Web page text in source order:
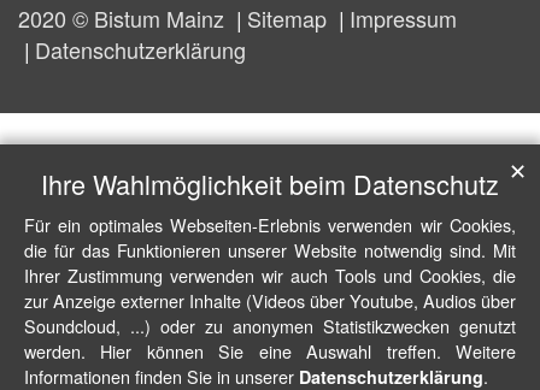
2020 © Bistum Mainz Sitemap
Impressum
Datenschutzerklärung
Ihre Wahlmöglichkeit beim Datenschutz
Für ein optimales Webseiten-Erlebnis verwenden wir Cookies,
die für das Funktionieren unserer Website notwendig sind. Mit
Ihrer Zustimmung verwenden wir auch Tools und Cookies, die
zur Anzeige externer Inhalte (Videos über Youtube, Audios über
Soundcloud, ...) oder zu anonymen Statistikzwecken genutzt
werden. Hier können Sie eine Auswahl treffen. Weitere
Informationen finden Sie in unserer Datenschutzerklärung.
✕